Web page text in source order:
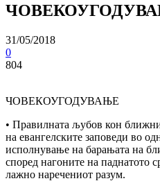
31/05/2018
0
804
ЧОВЕКОУГОДУВАЊЕ
• Правилната љубов кон
на евангелските заповеди во
исполнување на барањата на
според нагоните на паднатото
лажно наречениот разум.